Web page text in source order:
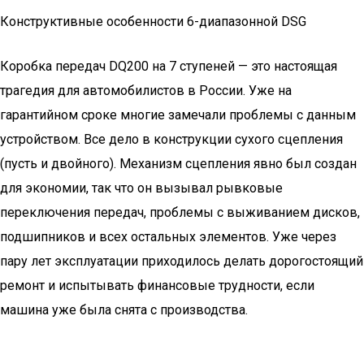
Конструктивные особенности 6-диапазонной DSG
Коробка передач DQ200 на 7 ступеней — это настоящая
трагедия для автомобилистов в России. Уже на
гарантийном сроке многие замечали проблемы с данным
устройством. Все дело в конструкции сухого сцепления
(пусть и двойного). Механизм сцепления явно был создан
для экономии, так что он вызывал рывковые
переключения передач, проблемы с выживанием дисков,
подшипников и всех остальных элементов. Уже через
пару лет эксплуатации приходилось делать дорогостоящий
ремонт и испытывать финансовые трудности, если
машина уже была снята с производства.